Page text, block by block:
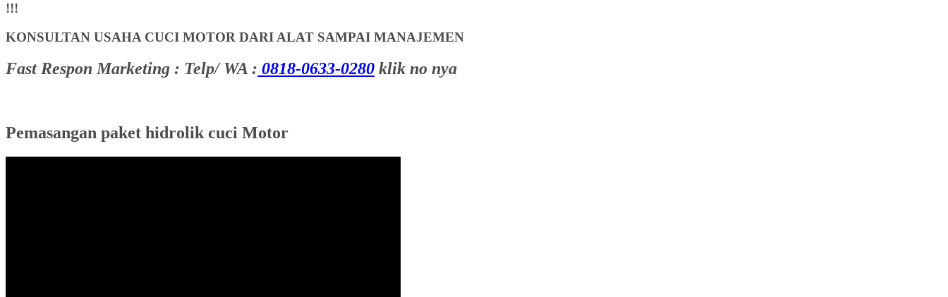
!!!
KONSULTAN USAHA CUCI MOTOR DARI ALAT SAMPAI MANAJEMEN
Fast Respon Marketing : Telp/ WA : 0818-0633-0280 klik no nya
Pemasangan paket hidrolik cuci Motor